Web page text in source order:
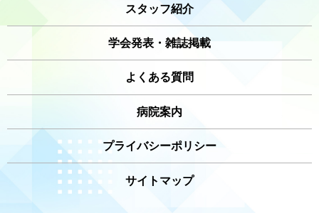
スタッフ紹介
学会発表・雑誌掲載
よくある質問
病院案内
プライバシーポリシー
サイトマップ